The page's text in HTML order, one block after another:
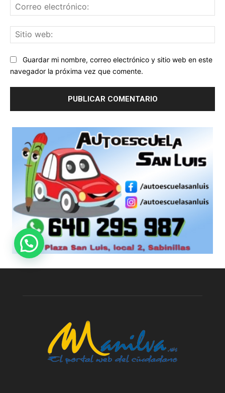
Guardar mi nombre, correo electrónico y sitio web en este
navegador la próxima vez que comente.